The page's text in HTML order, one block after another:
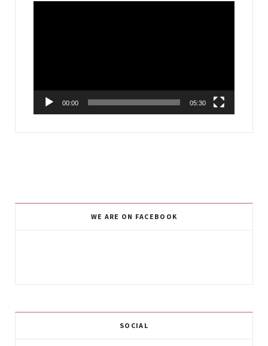
00:00 05:30
WE ARE ON FACEBOOK
SOCIAL